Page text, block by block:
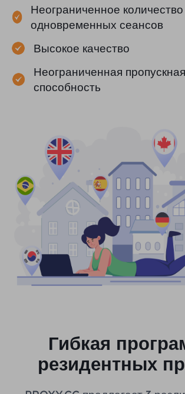
публичные данные.
Неограниченное количество
одновременных сеансов
Высокое качество
Неограниченная пропускная
способность
Гибкая
резидентных